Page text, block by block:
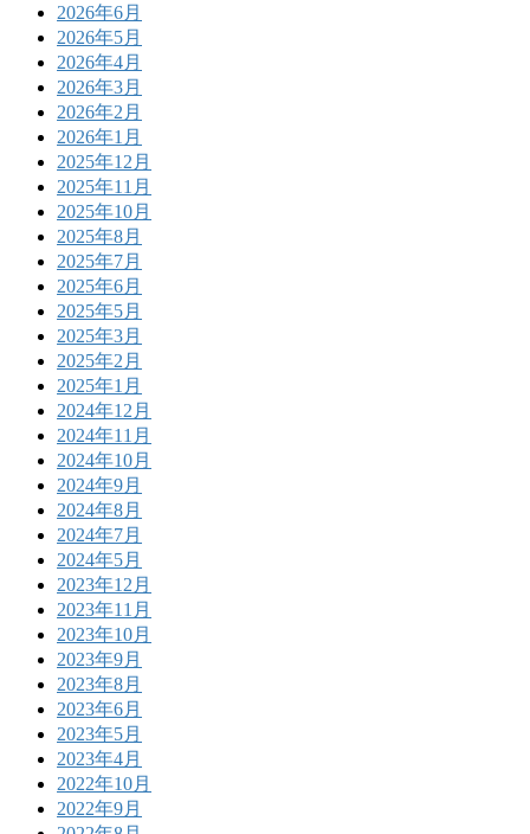
2026年6月
2026年5月
2026年4月
2026年3月
2026年2月
2026年1月
2025年12月
2025年11月
2025年10月
2025年8月
2025年7月
2025年6月
2025年5月
2025年3月
2025年2月
2025年1月
2024年12月
2024年11月
2024年10月
2024年9月
2024年8月
2024年7月
2024年5月
2023年12月
2023年11月
2023年10月
2023年9月
2023年8月
2023年6月
2023年5月
2023年4月
2022年10月
2022年9月